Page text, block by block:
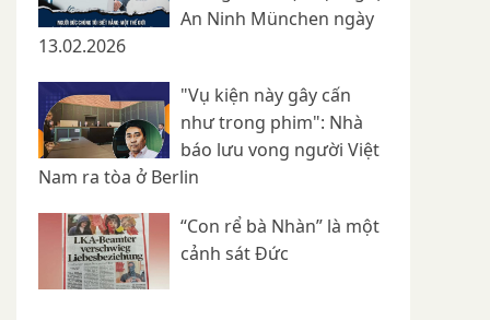
An Ninh München ngày
13.02.2026
"Vụ kiện này gây cấn
như trong phim": Nhà
báo lưu vong người Việt
Nam ra tòa ở Berlin
“Con rể bà Nhàn” là một
cảnh sát Đức